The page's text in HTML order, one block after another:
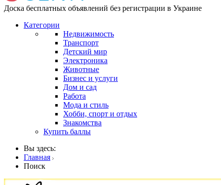
Доска бесплатных объявлений без регистрации в Украине
Категории
Недвижимость
Транспорт
Детский мир
Электроника
Животные
Бизнес и услуги
Дом и сад
Работа
Мода и стиль
Хобби, спорт и отдых
Знакомства
Купить баллы
Вы здесь:
Главная
Поиск